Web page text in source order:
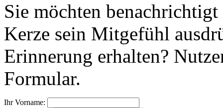
Sie möchten
Kerze sein Mitgefühl
Erinnerung erhalten?
Formular.
Ihr Vorname: